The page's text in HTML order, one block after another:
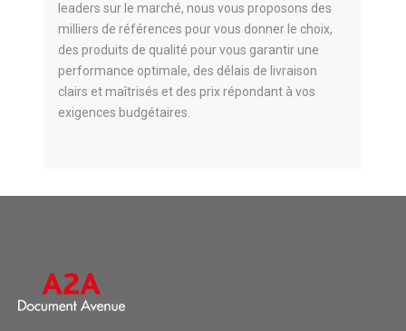
leaders sur le marché, nous vous proposons des
milliers de références pour vous donner le choix,
des produits de qualité pour vous garantir une
performance optimale, des délais de livraison
clairs et maîtrisés et des prix répondant à vos
exigences budgétaires.